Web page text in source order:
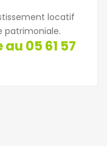
locatif
patrimoniale.
05 61 57